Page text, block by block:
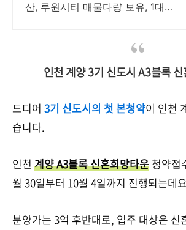
산, 루원시티 매물다량 보유, 1대1
인천 계양 3기 신도시 A3블록
드디어 3기 신도시의 첫 본청약이 인천
습니다.
인천 계양 A3블록 신혼희망타운 청약접
월 30일부터 10월 4일까지 진행되는데
분양가는 3억 후반대로, 입주 대상은 신